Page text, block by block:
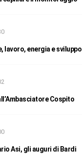
lavoro, energia e sviluppo
Cospito
Asi, gli auguri di Bardi